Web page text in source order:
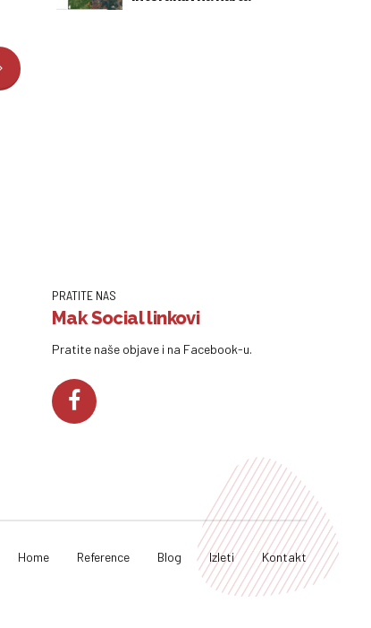
PRATITE NAS
Mak Social linkovi
Pratite naše objave i na Facebook-u.
Home Reference Blog Izleti Kontakt